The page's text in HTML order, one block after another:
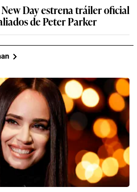
Day estrena tráiler oficial
de Peter Parker